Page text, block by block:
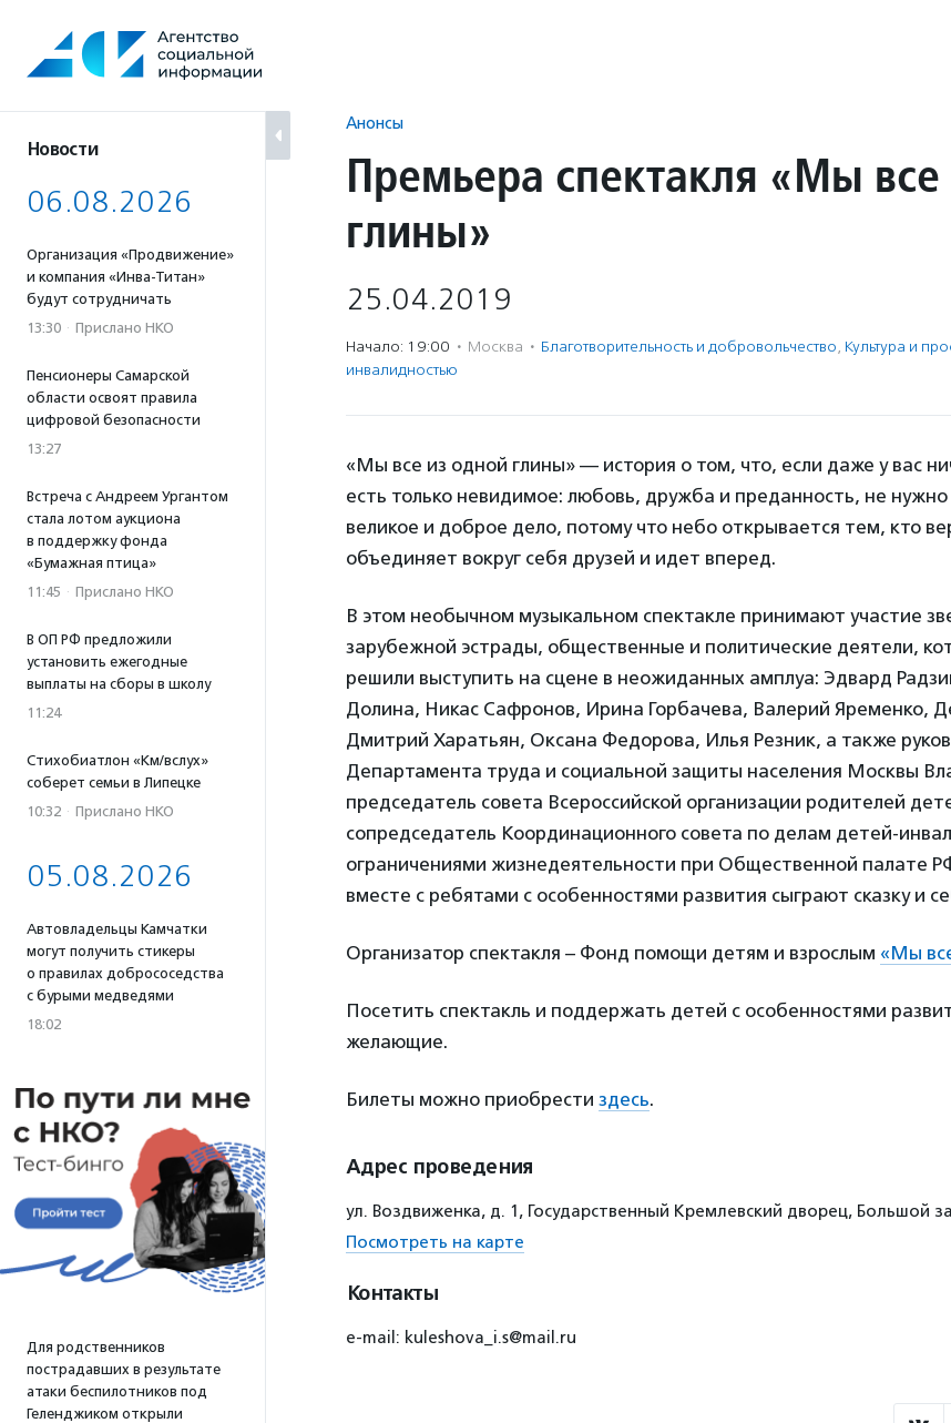
содержанию
Новости
06.08.2026
Организация «Продвижение»
и компания «Инва-Титан»
будут сотрудничать
13:30 · Прислано НКО
Пенсионеры Самарской
области освоят правила
цифровой безопасности
13:27
Встреча с Андреем Ургантом
стала лотом аукциона
в поддержку фонда
«Бумажная птица»
11:45 · Прислано НКО
В ОП РФ предложили
установить ежегодные
выплаты на сборы в школу
11:24
Стихобиатлон «Км/вслух»
соберет семьи в Липецке
10:32 · Прислано НКО
05.08.2026
Автовладельцы Камчатки
могут получить стикеры
о правилах добрососедства
с бурыми медведями
18:02
Для родственников
пострадавших в результате
атаки беспилотников под
Геленджиком открыли
Анонсы
Премьера спектакля «Мы
глины»
25.04.2019
Начало: 19:00 · Москва · Благотвори­тель­ность и доброволь­чест­во, Культура и
инвалидностью
«Мы все из одной глины» — история о том, что, если даже у вас
есть только невидимое: любовь, дружба и преданность, не нужно
великое и доброе дело, потому что небо открывается тем, кто
объединяет вокруг себя друзей и идет вперед.
В этом необычном музыкальном спектакле принимают участие
зарубежной эстрады, общественные и политические деятели,
решили выступить на сцене в неожиданных амплуа: Эдвард
Долина, Никас Сафронов, Ирина Горбачева, Валерий Яременко,
Дмитрий Харатьян, Оксана Федорова, Илья Резник, а также
Департамента труда и социальной защиты населения Москвы
председатель совета Всероссийской организации родителей
сопредседатель Координационного совета по делам детей-
ограничениями жизнедеятельности при Общественной палате
вместе с ребятами с особенностями развития сыграют сказку и
Организатор спектакля – Фонд помощи детям и взрослым «Мы
Посетить спектакль и поддержать детей с особенностями
желающие.
Билеты можно приобрести здесь.
Адрес проведения
ул. Воздвиженка, д. 1, Государственный Кремлевский дворец, Большой
Посмотреть на карте
Контакты
e-mail: kuleshova_i.s@mail.ru